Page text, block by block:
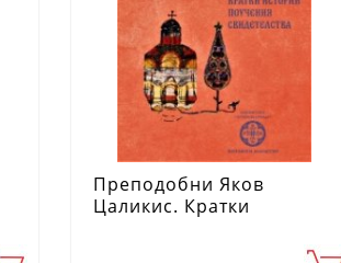
Преподобни Яков
Цаликис. Кратки